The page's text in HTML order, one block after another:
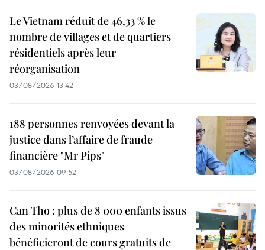
Le Vietnam réduit de 46,33 % le
nombre de villages et de quartiers
résidentiels après leur
réorganisation
03/08/2026 13:42
188 personnes renvoyées devant la
justice dans l’affaire de fraude
financière "Mr Pips"
03/08/2026 09:52
Can Tho : plus de 8 000 enfants issus
des minorités ethniques
bénéficieront de cours gratuits de